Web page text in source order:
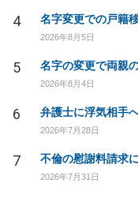
4 名字変更での戸籍
2026年8月5日
5
2026年8月4日
6
2026年7月28日
7
2026年7月31日